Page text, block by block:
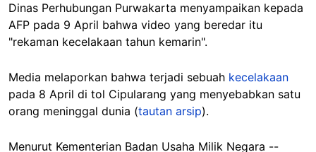
Dinas Perhubungan Purwakarta menyampaikan kepada
AFP pada 9 April bahwa video yang beredar itu
"rekaman kecelakaan tahun kemarin".
Media melaporkan bahwa terjadi sebuah kecelakaan
pada 8 April di tol Cipularang yang menyebabkan satu
orang meninggal dunia (tautan arsip).
Menurut Kementerian Badan Usaha Milik Negara --